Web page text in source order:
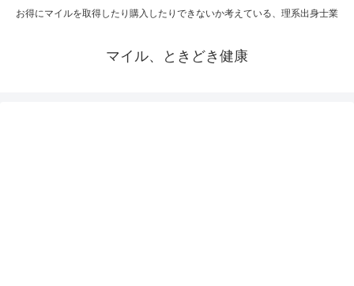
お得にマイルを取得したり購入したりできないか考えている、理系出身士業
マイル、ときどき健康